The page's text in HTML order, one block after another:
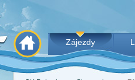
Zájezdy